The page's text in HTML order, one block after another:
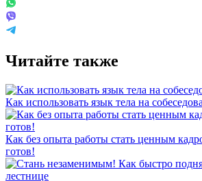
Читайте также
Как использовать язык тела на
Как без опыта работы стать ценным
готов!